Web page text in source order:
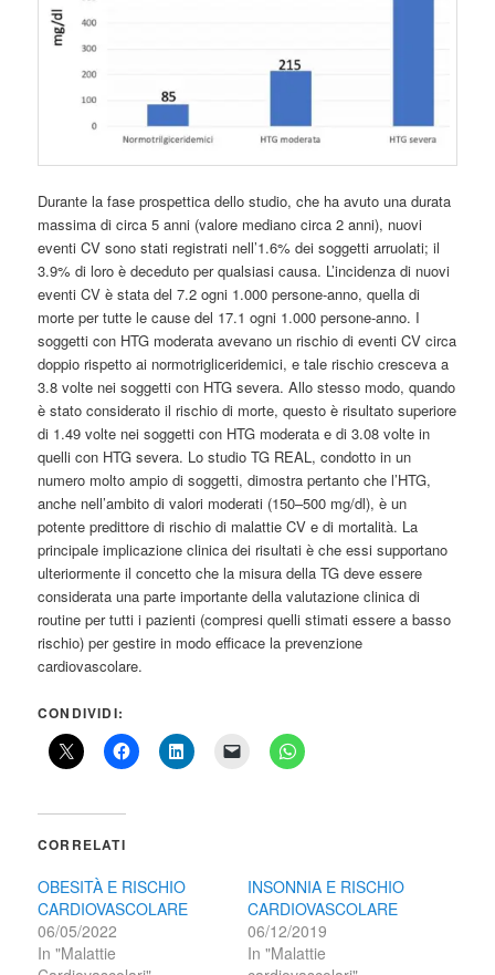
Durante la fase prospettica dello studio, che ha avuto una durata
massima di circa 5 anni (valore mediano circa 2 anni), nuovi
eventi CV sono stati registrati nell’1.6% dei soggetti arruolati; il
3.9% di loro è deceduto per qualsiasi causa. L’incidenza di nuovi
eventi CV è stata del 7.2 ogni 1.000 persone-anno, quella di
morte per tutte le cause del 17.1 ogni 1.000 persone-anno. I
soggetti con HTG moderata avevano un rischio di eventi CV circa
doppio rispetto ai normotrigliceridemici, e tale rischio cresceva a
3.8 volte nei soggetti con HTG severa. Allo stesso modo, quando
è stato considerato il rischio di morte, questo è risultato superiore
di 1.49 volte nei soggetti con HTG moderata e di 3.08 volte in
quelli con HTG severa. Lo studio TG REAL, condotto in un
numero molto ampio di soggetti, dimostra pertanto che l’HTG,
anche nell’ambito di valori moderati (150–500 mg/dl), è un
potente predittore di rischio di malattie CV e di mortalità. La
principale implicazione clinica dei risultati è che essi supportano
ulteriormente il concetto che la misura della TG deve essere
considerata una parte importante della valutazione clinica di
routine per tutti i pazienti (compresi quelli stimati essere a basso
rischio) per gestire in modo efficace la prevenzione
cardiovascolare.
CONDIVIDI:
CORRELATI
OBESITÀ E RISCHIO
CARDIOVASCOLARE
06/05/2022
In "Malattie
INSONNIA E RISCHIO
CARDIOVASCOLARE
06/12/2019
In "Malattie